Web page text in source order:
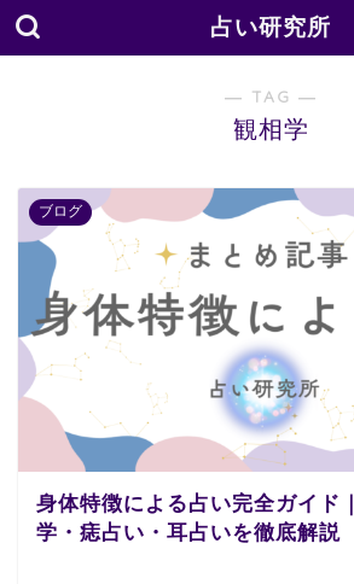
占い研究所
― TAG ―
観相学
ブログ
身体特徴による占い完全ガイド
学・痣占い・耳占いを徹底解説